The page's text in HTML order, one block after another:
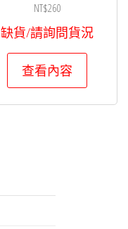
擇
選
NT$260
缺貨/請詢問貨況
查看內容